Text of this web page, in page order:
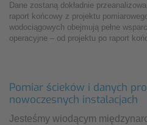
Dane zostaną dokładnie
raport końcowy z projektu
wodociągowych obejmują pełne
operacyjne – od projektu po raport
Pomiar ścieków i danych
nowoczesnych instalacjach
Jesteśmy wiodącym